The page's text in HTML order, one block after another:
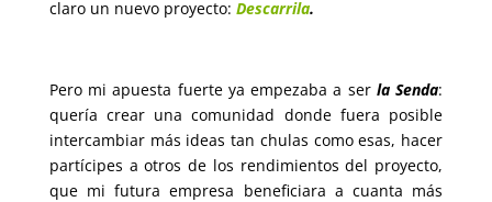
claro un nuevo proyecto: Descarrila.
Pero mi apuesta fuerte ya empezaba a ser la Senda:
quería crear una comunidad donde fuera posible
intercambiar más ideas tan chulas como esas, hacer
partícipes a otros de los rendimientos del proyecto,
que mi futura empresa beneficiara a cuanta más